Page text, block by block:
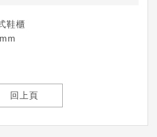
鞋櫃
回上頁